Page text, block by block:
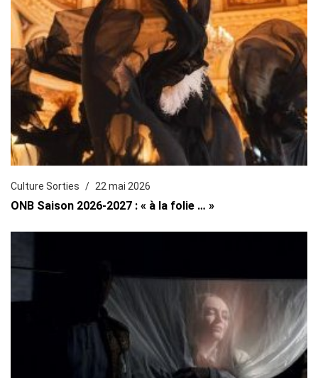
Culture Sorties 22 mai 2026
ONB Saison 2026-2027 : « à la folie … »